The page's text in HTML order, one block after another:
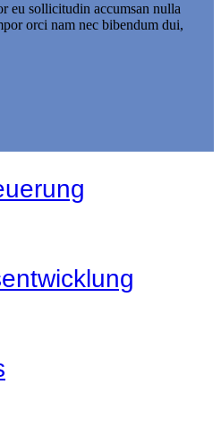
eu sollicitudin accumsan nulla
orci nam nec bibendum dui,